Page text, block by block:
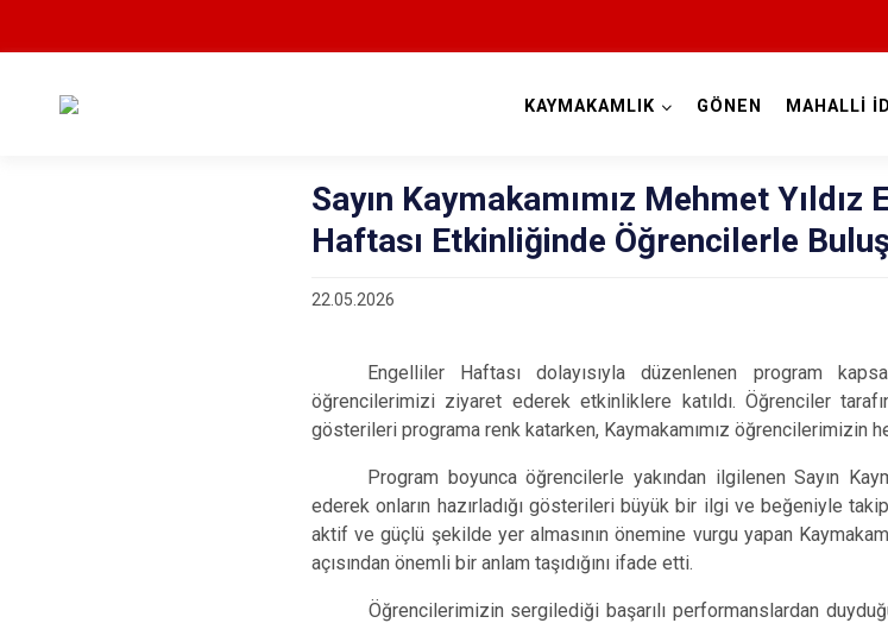
KAYMAKAMLIK GÖNEN MAHALLİ
Sayın Kaymakamımız Mehmet Yıldız
Haftası Etkinliğinde Öğrencilerle
22.05.2026
Engelliler Haftası dolayısıyla düzenlenen program
öğrencilerimizi ziyaret ederek etkinliklere katıldı. Öğrenciler
gösterileri programa renk katarken, Kaymakamımız öğrencilerimizin
Program boyunca öğrencilerle yakından ilgilenen Sayın
ederek onların hazırladığı gösterileri büyük bir ilgi ve beğeniyle
aktif ve güçlü şekilde yer almasının önemine vurgu yapan
açısından önemli bir anlam taşıdığını ifade etti.
Öğrencilerimizin sergilediği başarılı performanslardan